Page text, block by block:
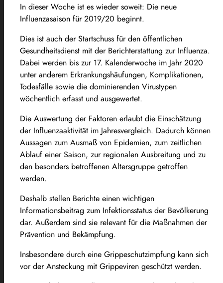
In dieser Woche ist es wieder soweit: Die neue
Influenzasaison für 2019/20 beginnt.
Dies ist auch der Startschuss für den öffentlichen
Gesundheitsdienst mit der Berichterstattung zur Influenza.
Dabei werden bis zur 17. Kalenderwoche im Jahr 2020
unter anderem Erkrankungshäufungen, Komplikationen,
Todesfälle sowie die dominierenden Virustypen
wöchentlich erfasst und ausgewertet.
Die Auswertung der Faktoren erlaubt die Einschätzung
der Influenzaaktivität im Jahresvergleich. Dadurch können
Aussagen zum Ausmaß von Epidemien, zum zeitlichen
Ablauf einer Saison, zur regionalen Ausbreitung und zu
den besonders betroffenen Altersgruppe getroffen
werden.
Deshalb stellen Berichte einen wichtigen
Informationsbeitrag zum Infektionsstatus der Bevölkerung
dar. Außerdem sind sie relevant für die Maßnahmen der
Prävention und Bekämpfung.
Insbesondere durch eine Grippeschutzimpfung kann sich
vor der Ansteckung mit Grippeviren geschützt werden.